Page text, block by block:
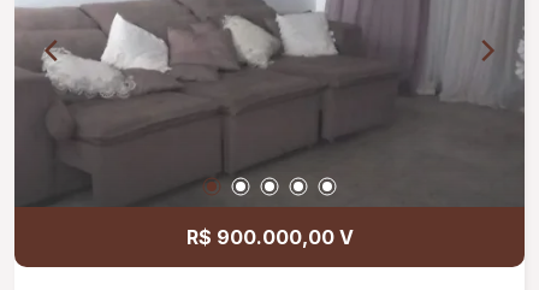
R$ 900.000,00 V